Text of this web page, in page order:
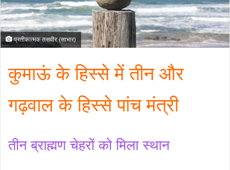
प्रतीकात्मक तसवीर (साभार)
कुमाऊं के हिस्से में तीन और
गढ़वाल के हिस्से पांच मंत्री
तीन ब्राह्मण चेहरों को मिला स्थान